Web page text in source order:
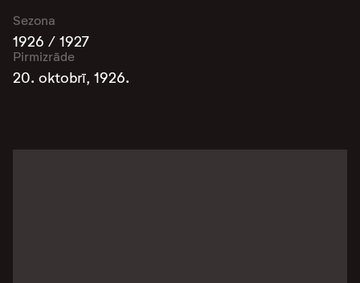
Sezona
1926 / 1927
Pirmizrāde
20. oktobrī, 1926.